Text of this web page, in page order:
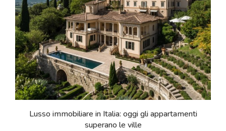
Lusso immobiliare in Italia: oggi gli appartamenti
superano le ville